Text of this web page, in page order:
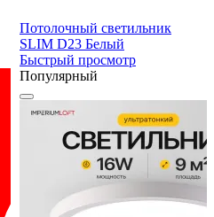
Потолочный светильник
SLIM D23 Белый
Быстрый просмотр
Популярный